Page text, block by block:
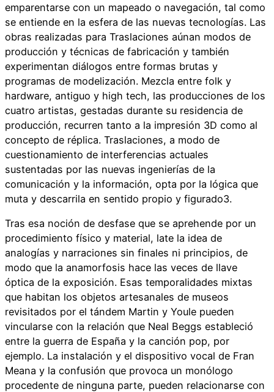
emparentarse con un mapeado o navegación, tal como
se entiende en la esfera de las nuevas tecnologías. Las
obras realizadas para Traslaciones aúnan modos de
producción y técnicas de fabricación y también
experimentan diálogos entre formas brutas y
programas de modelización. Mezcla entre folk y
hardware, antiguo y high tech, las producciones de los
cuatro artistas, gestadas durante su residencia de
producción, recurren tanto a la impresión 3D como al
concepto de réplica. Traslaciones, a modo de
cuestionamiento de interferencias actuales
sustentadas por las nuevas ingenierías de la
comunicación y la información, opta por la lógica que
muta y descarrila en sentido propio y figurado3.
Tras esa noción de desfase que se aprehende por un
procedimiento físico y material, late la idea de
analogías y narraciones sin finales ni principios, de
modo que la anamorfosis hace las veces de llave
óptica de la exposición. Esas temporalidades mixtas
que habitan los objetos artesanales de museos
revisitados por el tándem Martin y Youle pueden
vincularse con la relación que Neal Beggs estableció
entre la guerra de España y la canción pop, por
ejemplo. La instalación y el dispositivo vocal de Fran
Meana y la confusión que provoca un monólogo
procedente de ninguna parte, pueden relacionarse con